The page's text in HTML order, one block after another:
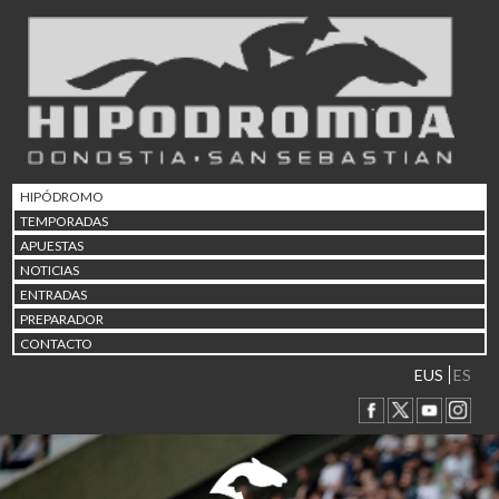
HIPÓDROMO
TEMPORADAS
APUESTAS
NOTICIAS
ENTRADAS
PREPARADOR
CONTACTO
EUS ES
02/08 17:30 Abuztuaren 2a / 2 de
Abuztuaren 9a / 9 de
12/08 12:08 Abuztaren 12a / 12 de
15/08 17:05 Abuztuaren 15a / 15 de
23/08 17:30 Abuztuaren 23a / 23 de
30/08 17:30 Abuztuaren 30a / 30 de
02/09 11:15
06/09 17:30 Irailaren 6a / 6 de
Irailaren 13a / 13 de
30/09 11:30 Irailaren 30a / 30 de